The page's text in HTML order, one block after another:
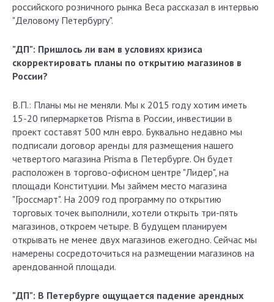
российского розничного рынка Веса рассказал в интервью
"Деловому Петербургу".
"ДП": Пришлось ли вам в условиях кризиса
скорректировать планы по открытию магазинов в
России?
В.П.: Планы мы не меняли. Мы к 2015 году хотим иметь
15-20 гипермаркетов Prisma в России, инвестиции в
проект составят 500 млн евро. Буквально недавно мы
подписали договор аренды для размещения нашего
четвертого магазина Prisma в Петербурге. Он будет
расположен в торгово-офисном центре "Лидер", на
площади Конституции. Мы займем место магазина
"Гроссмарт". На 2009 год программу по открытию
торговых точек выполнили, хотели открыть три-пять
магазинов, откроем четыре. В будущем планируем
открывать не менее двух магазинов ежегодно. Сейчас мы
намерены сосредоточиться на размещении магазинов на
арендованной площади.
"ДП": В Петербурге ощущается падение арендных